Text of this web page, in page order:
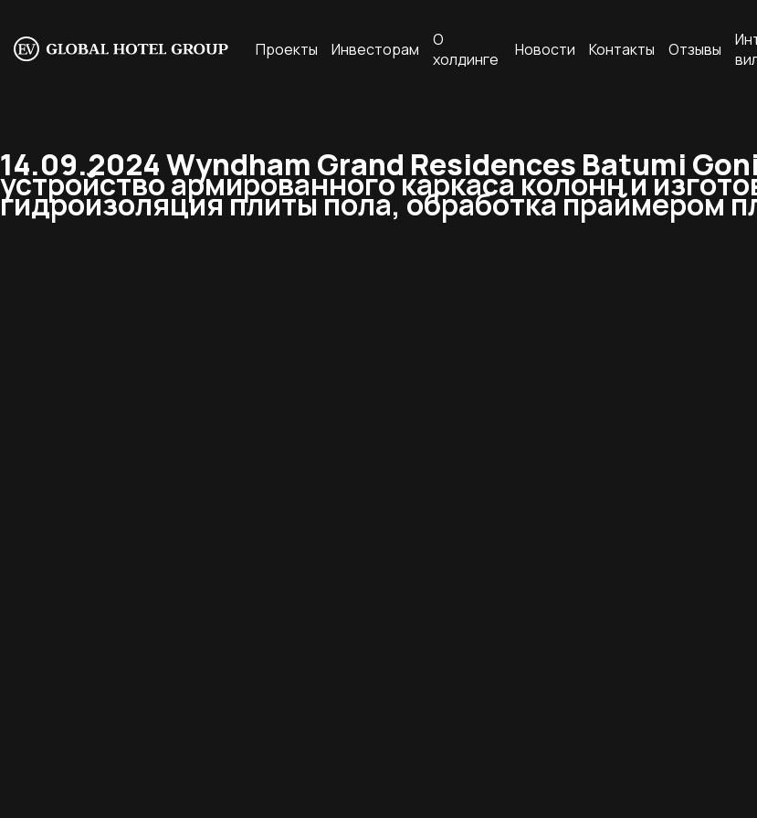
Проекты Инвесторам
О
холдинге
Новости Контакты Отзывы
14.09.2024 Wyndham Grand Residences Batumi
устройство армированного каркаса колонн и
гидроизоляция плиты пола, обработка праймером